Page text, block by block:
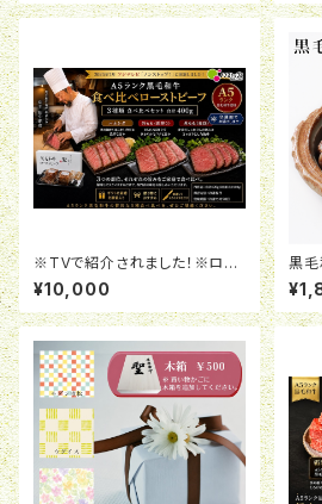
※TVで紹介されました！※ロー
ストビーフ・ハネシタ・霜降り・赤
身贅沢食べくらべセット
¥10,000
黒毛
済み